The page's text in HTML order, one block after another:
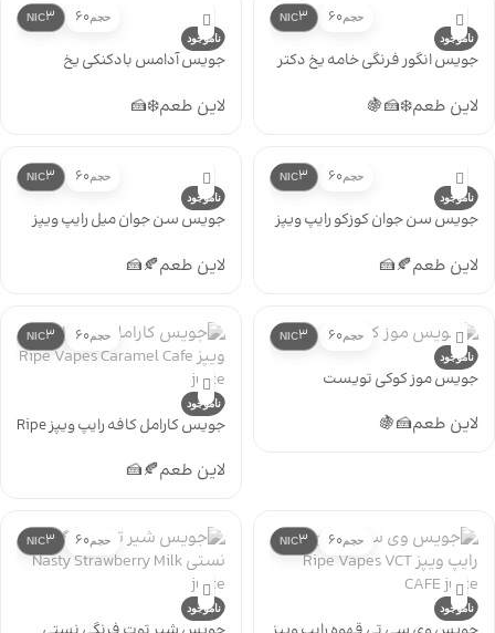
حجم60
3
NIC
ناموجود
جویس انگور فرنگی خامه یخ دکتر
لاین طعم❄️
🍰
🍇
حجم60
3
NIC
ناموجود
جویس آدامس بادکنکی یخ
لاین طعم❄️
🍰
حجم60
3
NIC
ناموجود
جویس سن جوان کوزکو رایپ ویپز
لاین طعم🍂
🍰
حجم60
3
NIC
ناموجود
جویس سن جوان میل رایپ ویپز
لاین طعم🍂
🍰
حجم60
3
NIC
ناموجود
جویس موز کوکی تویست
لاین طعم🍰
🍇
حجم60
3
NIC
ناموجود
جویس کارامل کافه رایپ ویپز Ripe
لاین طعم🍂
🍰
حجم60
3
NIC
ناموجود
حجم60
3
NIC
ناموجود